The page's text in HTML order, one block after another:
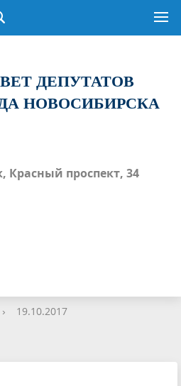
ДЕПУТАТОВ
НОВОСИБИРСКА
Красный проспект, 34
› 19.10.2017